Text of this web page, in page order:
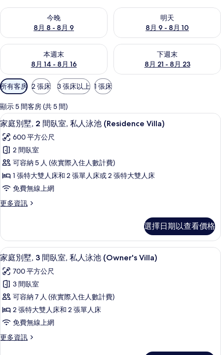
今晚
8月 8 - 8月 9
查看今晚 (8月 8 - 8月 9) 的供應情況
明天
8月 9 - 8月 10
查看明天 (8月 9 - 8月 10) 的供
本週末
8月 14 - 8月 16
查看本週末 (8月 14 - 8月 16) 的供應情況
下週末
8月 21 - 8月 23
查看下週末 (8月 21 - 8月 23)
可
用
的
客
房
篩
選
條
所有客房 2 張床 3 張床以上 1 張床
顯示 5 間客房 (共 5 間)
顯
示
家
庭
別
墅,
間
室,
私
人
泳
池
(Residence
Villa)
的
所
家庭別墅, 2 間臥室, 私人泳池
21
家庭別墅, 2 間臥室, 私人泳池 (Residence Villa)
600 平方公尺
2 間臥室
可容納 5 人 (依實際入住人數計費)
1 張特大雙人床和 2 張單人床或 2 張特大雙人床
免費無線上網
更多資訊
更
別
墅,
2
間
臥
室,
私
人
泳
池
(Residence
Villa)
選擇日期以查看價格
顯
示
家
庭
別
墅,
間
家庭別墅, 3 間臥室, 私人泳池
13
家庭別墅, 3 間臥室, 私人泳池 (Owner's Villa)
700 平方公尺
3 間臥室
可容納 7 人 (依實際入住人數計費)
2 張特大雙人床和 2 張單人床
免費無線上網
更多資訊
更